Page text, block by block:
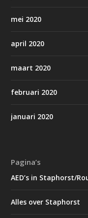
mei 2020
april 2020
maart 2020
februari 2020
januari 2020
Pagina’s
AED’s in Staphorst/
Alles over Staphorst